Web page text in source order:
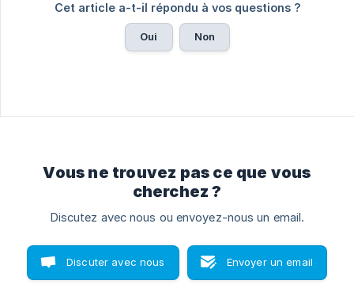
Cet article a-t-il répondu à vos questions ?
Oui Non
Vous ne trouvez pas ce que vous
cherchez ?
Discutez avec nous ou envoyez-nous un email.
Discuter avec nous Envoyer un email